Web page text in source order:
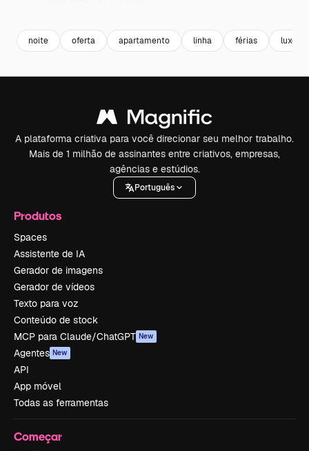
noite oferta apartamento linha férias luxo
A plataforma criativa para você direcionar seu melhor trabalho.
Mais de 1 milhão de assinantes entre criativos, empresas,
agências e estúdios.
Português
Produtos
Spaces
Assistente de IA
Gerador de imagens
Gerador de vídeos
Texto para voz
Conteúdo de stock
MCP para Claude/ChatGPT New
Agentes New
API
App móvel
Todas as ferramentas
Começar